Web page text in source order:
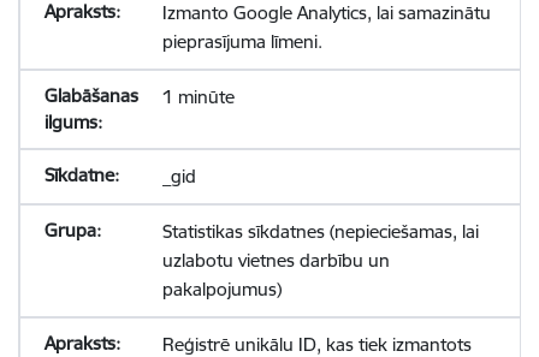
Izmanto Google Analytics, lai samazinātu
pieprasījuma līmeni.
1 minūte
_gid
Statistikas sīkdatnes (nepieciešamas, lai
uzlabotu vietnes darbību un
pakalpojumus)
Reģistrē unikālu ID, kas tiek izmantots